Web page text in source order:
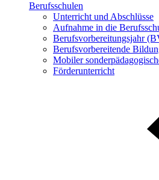
Berufsschulen
Unterricht und Abschlüsse
Aufnahme in die
Berufsvorbereitungsjahr
Berufsvorbereitende
Mobiler
Förderunterricht